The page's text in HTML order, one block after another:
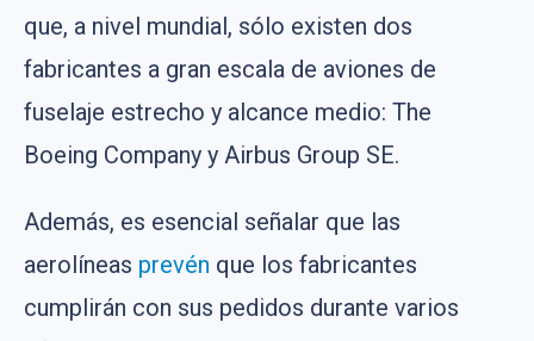
que, a nivel mundial, sólo existen dos
fabricantes a gran escala de aviones de
fuselaje estrecho y alcance medio: The
Boeing Company y Airbus Group SE.
Además, es esencial señalar que las
aerolíneas prevén que los fabricantes
cumplirán con sus pedidos durante varios